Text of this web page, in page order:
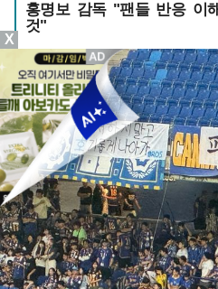
홍명보 감독 "팬들 반응 이
것"
X